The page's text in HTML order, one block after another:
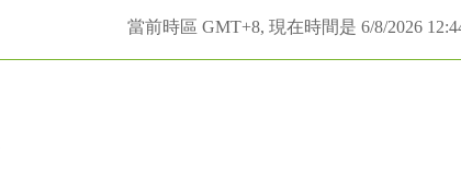
當前時區 GMT+8, 現在時間是 6/8/2026